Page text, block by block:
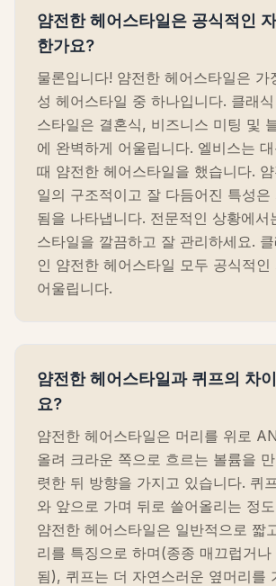
얌전한 헤어스타일은 공식적인
한가요?
물론입니다! 얌전한 헤어스타일은 가
성 헤어스타일 중 하나입니다. 클래
스타일은 결혼식, 비즈니스 미팅 및
에 완벽하게 어울립니다. 엘비스는
때 얌전한 헤어스타일을 했습니다.
일의 구조적이고 잘 다듬어진 특성은
됨을 나타냅니다. 전문적인 상황에서
스타일을 깔끔하고 잘 관리하세요.
인 얌전한 헤어스타일 모두 공식적인
어울립니다.
얌전한 헤어스타일과 퀴프의 차
요?
얌전한 헤어스타일은 머리를 위로
올려 크라운 쪽으로 흐르는 볼륨을
렷한 뒤 방향을 가지고 있습니다. 퀴
와 앞으로 가며 뒤로 쓸어올리는 정
얌전한 헤어스타일은 일반적으로 짧
리를 특징으로 하며(종종 매끄럽거나
됨), 퀴프는 더 자연스러운 옆머리를